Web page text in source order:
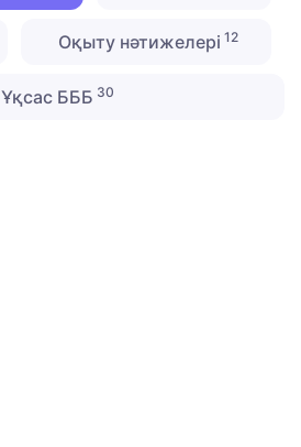
Оқыту нәтижелері 12
Ұқсас БББ 30